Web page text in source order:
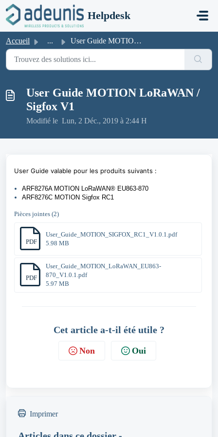
Passer au contenu principal
Helpdesk
Accueil ... User Guide MOTION LoRaWAN / Sigfox V1
User Guide MOTION LoRaWAN /
Sigfox V1
Modifié le Lun, 2 Déc., 2019 à 2:44 H
User Guide valable pour les produits suivants :
ARF8276A MOTION LoRaWAN® EU863-870
ARF8276C MOTION Sigfox RC1
Pièces jointes (2)
PDF
User_Guide_MOTION_SIGFOX_RC1_V1.0.1.pdf
5.98 MB
PDF
User_Guide_MOTION_LoRaWAN_EU863-
870_V1.0.1.pdf
5.97 MB
Cet article a-t-il été utile ?
Non Oui
Imprimer